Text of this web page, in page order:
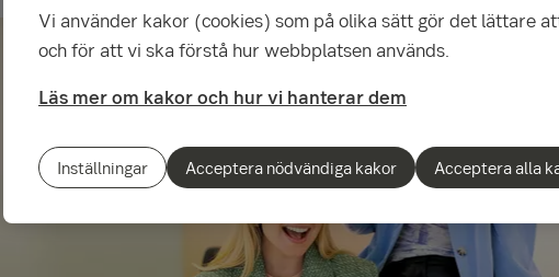
Vi använder kakor (cookies) som på olika sätt gör det lättare
och för att vi ska förstå hur webbplatsen används.
Läs mer om kakor och hur vi hanterar dem
Inställningar Acceptera nödvändiga kakor Acceptera alla